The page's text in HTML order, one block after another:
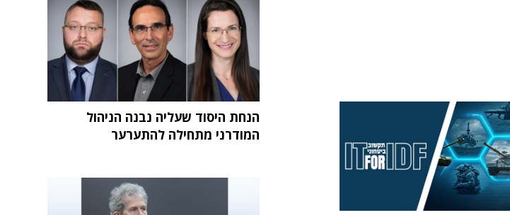
הנחת היסוד שעליה נבנה הניהול
המודרני מתחילה להתערער